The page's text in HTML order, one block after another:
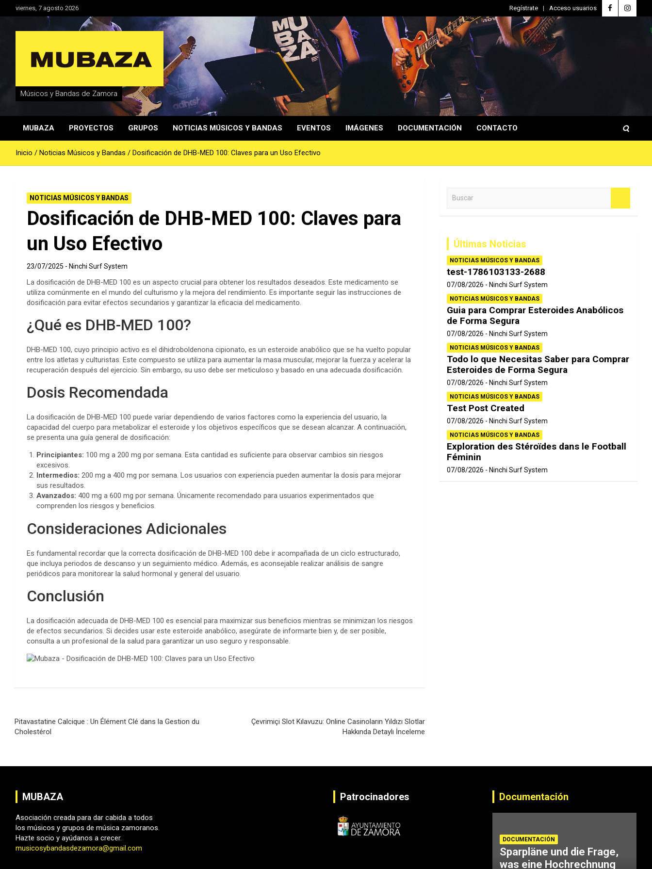
al
viernes, 7 agosto 2026 Regístrate Acceso usuarios
Músicos y Bandas de Zamora
MUBAZA PROYECTOS GRUPOS NOTICIAS MÚSICOS Y BANDAS EVENTOS IMÁGENES DOCUMENTACIÓN CONTACTO
Inicio Noticias Músicos y Bandas Dosificación de DHB-MED 100: Claves para un Uso Efectivo
NOTICIAS MÚSICOS Y BANDAS
Dosificación de DHB-MED 100: Claves para
un Uso Efectivo
23/07/2025 Ninchi Surf System
La dosificación de DHB-MED 100 es un aspecto crucial para obtener los resultados deseados. Este medicamento se
utiliza comúnmente en el mundo del culturismo y la mejora del rendimiento. Es importante seguir las instrucciones de
dosificación para evitar efectos secundarios y garantizar la eficacia del medicamento.
¿Qué es DHB-MED 100?
DHB-MED 100, cuyo principio activo es el dihidroboldenona cipionato, es un esteroide anabólico que se ha vuelto popular
entre los atletas y culturistas. Este compuesto se utiliza para aumentar la masa muscular, mejorar la fuerza y acelerar la
recuperación después del ejercicio. Sin embargo, su uso debe ser meticuloso y basado en una adecuada dosificación.
Dosis Recomendada
La dosificación de DHB-MED 100 puede variar dependiendo de varios factores como la experiencia del usuario, la
capacidad del cuerpo para metabolizar el esteroide y los objetivos específicos que se desean alcanzar. A continuación,
se presenta una guía general de dosificación:
Principiantes: 100 mg a 200 mg por semana. Esta cantidad es suficiente para observar cambios sin riesgos
excesivos.
Intermedios: 200 mg a 400 mg por semana. Los usuarios con experiencia pueden aumentar la dosis para mejorar
sus resultados.
Avanzados: 400 mg a 600 mg por semana. Únicamente recomendado para usuarios experimentados que
comprenden los riesgos y beneficios.
Consideraciones Adicionales
Es fundamental recordar que la correcta dosificación de DHB-MED 100 debe ir acompañada de un ciclo estructurado,
que incluya periodos de descanso y un seguimiento médico. Además, es aconsejable realizar análisis de sangre
periódicos para monitorear la salud hormonal y general del usuario.
Conclusión
La dosificación adecuada de DHB-MED 100 es esencial para maximizar sus beneficios mientras se minimizan los riesgos
de efectos secundarios. Si decides usar este esteroide anabólico, asegúrate de informarte bien y, de ser posible,
consulta a un profesional de la salud para garantizar un uso seguro y responsable.
de
Pitavastatine Calcique : Un Élément Clé dans la Gestion du
Cholestérol
Çevrimiçi Slot Kılavuzu: Online Casinoların Yıldızı Slotlar
Hakkında Detaylı İnceleme
Últimas Noticias
NOTICIAS MÚSICOS Y BANDAS
test-1786103133-2688
07/08/2026 Ninchi Surf System
NOTICIAS MÚSICOS Y BANDAS
Guia para Comprar Esteroides Anabólicos
de Forma Segura
07/08/2026 Ninchi Surf System
NOTICIAS MÚSICOS Y BANDAS
Todo lo que Necesitas Saber para Comprar
Esteroides de Forma Segura
07/08/2026 Ninchi Surf System
NOTICIAS MÚSICOS Y BANDAS
Test Post Created
07/08/2026 Ninchi Surf System
NOTICIAS MÚSICOS Y BANDAS
Exploration des Stéroïdes dans le Football
Féminin
07/08/2026 Ninchi Surf System
MUBAZA
Asociación creada para dar cabida a todos
los músicos y grupos de música zamoranos.
Hazte socio y ayúdanos a crecer.
musicosybandasdezamora@gmail.com
Patrocinadores Documentación
DOCUMENTACIÓN
Sparpläne und die Frage,
was eine Hochrechnung